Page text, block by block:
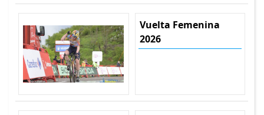
Vuelta Femenina
2026